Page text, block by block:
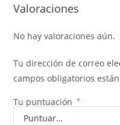
Valoraciones
No hay valoraciones aún.
Tu dirección de correo
campos obligatorios
Tu puntuación *